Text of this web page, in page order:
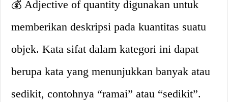
💰 Adjective of quantity digunakan untuk
memberikan deskripsi pada kuantitas suatu
objek. Kata sifat dalam kategori ini dapat
berupa kata yang menunjukkan banyak atau
sedikit, contohnya “ramai” atau “sedikit”.